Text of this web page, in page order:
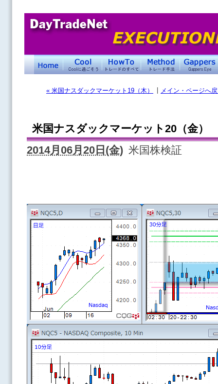
« 米国ナスダックマーケット19（木） メイン・ページへ
米国ナスダックマーケット20（金）
2014月06月20日(金) 米国株検証